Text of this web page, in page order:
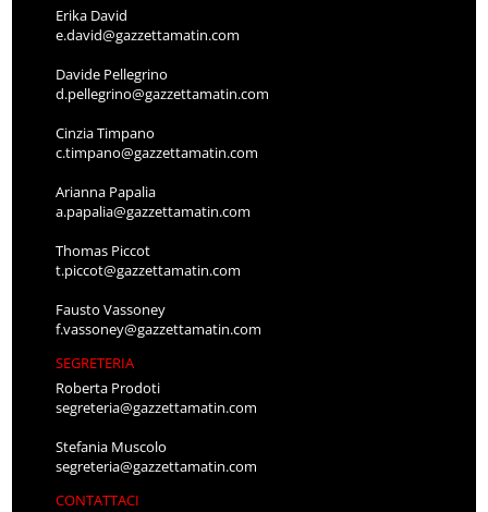
Erika David
e.david@gazzettamatin.com
Davide Pellegrino
d.pellegrino@gazzettamatin.com
Cinzia Timpano
c.timpano@gazzettamatin.com
Arianna Papalia
a.papalia@gazzettamatin.com
Thomas Piccot
t.piccot@gazzettamatin.com
Fausto Vassoney
f.vassoney@gazzettamatin.com
SEGRETERIA
Roberta Prodoti
segreteria@gazzettamatin.com
Stefania Muscolo
segreteria@gazzettamatin.com
CONTATTACI